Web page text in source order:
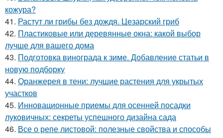
кожура?
41. Растут ли грибы без дождя. Цезарский гриб
42. Пластиковые или деревянные окна: какой выбор
лучше для вашего дома
43. Подготовка винограда к зиме. Добавление статьи в
новую подборку
44. Оранжерея в тени: лучшие растения для укрытых
участков
45. Инновационные приемы для осенней посадки
луковичных: секреты успешного дизайна сада
46. Все о репе листовой: полезные свойства и способы